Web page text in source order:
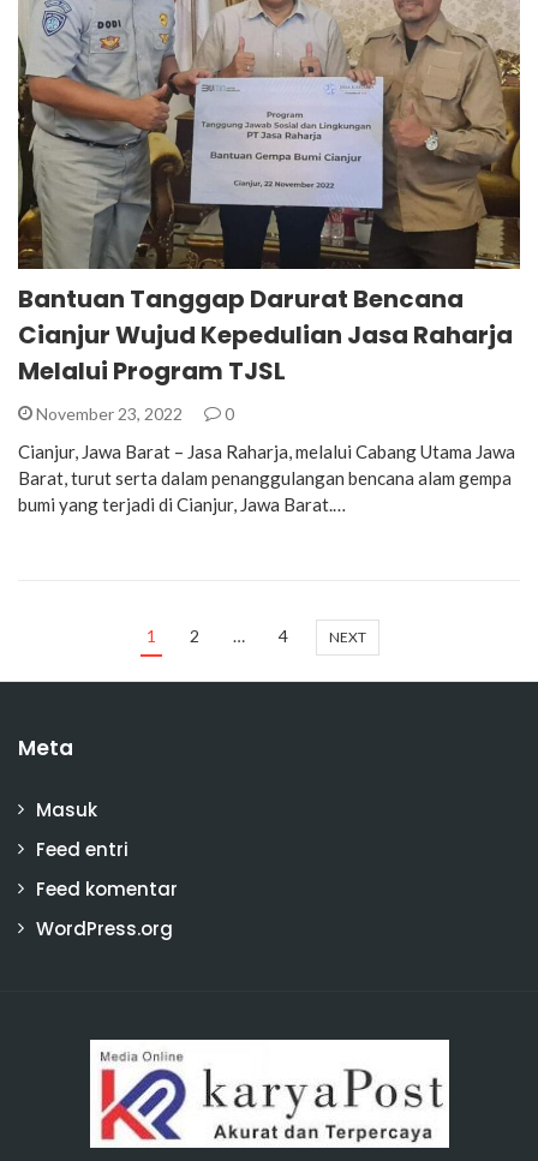
Bantuan Tanggap Darurat Bencana
Cianjur Wujud Kepedulian Jasa Raharja
Melalui Program TJSL
November 23, 2022 0
Cianjur, Jawa Barat – Jasa Raharja, melalui Cabang Utama Jawa
Barat, turut serta dalam penanggulangan bencana alam gempa
bumi yang terjadi di Cianjur, Jawa Barat.…
1 2 … 4 NEXT
Meta
Masuk
Feed entri
Feed komentar
WordPress.org